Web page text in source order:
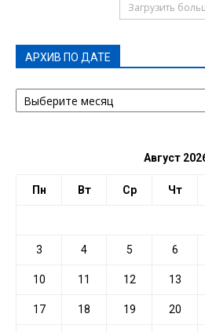
Загрузить
АРХИВ ПО ДАТЕ
АРХИВ
ПО
Август
Пн Вт Ср Чт
3 4 5 6
10 11 12 13
17 18 19 20